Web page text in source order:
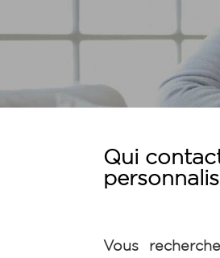
Qui
Vous